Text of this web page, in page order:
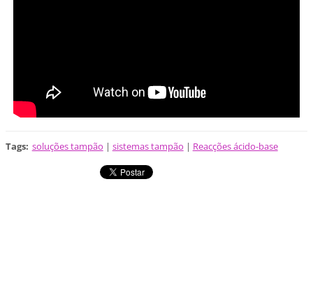
Tags: soluções tampão | sistemas tampão | Reacções ácido-base